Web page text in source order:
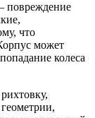
повреждение
что
может
колеса